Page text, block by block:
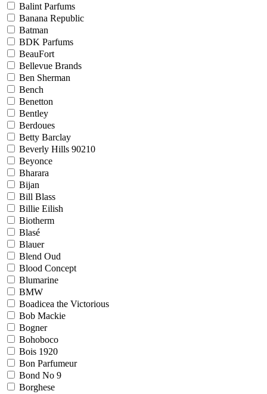
Balint Parfums
Banana Republic
Batman
BDK Parfums
BeauFort
Bellevue Brands
Ben Sherman
Bench
Benetton
Bentley
Berdoues
Betty Barclay
Beverly Hills 90210
Beyonce
Bharara
Bijan
Bill Blass
Billie Eilish
Biotherm
Blasé
Blauer
Blend Oud
Blood Concept
Blumarine
BMW
Boadicea the Victorious
Bob Mackie
Bogner
Bohoboco
Bois 1920
Bon Parfumeur
Bond No 9
Borghese